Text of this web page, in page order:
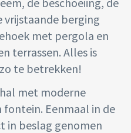
vrijstaande berging
met pergola en
terrassen. Alles is
te betrekken!
met moderne
Eenmaal in de
in beslag genomen